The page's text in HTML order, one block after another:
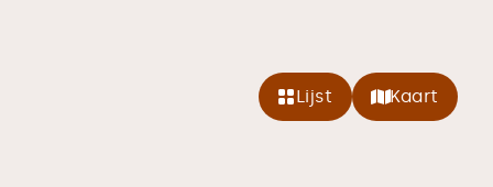
Lijst Kaart